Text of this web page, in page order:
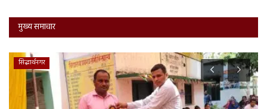
मुख्य समाचार
सिद्धार्थनगर